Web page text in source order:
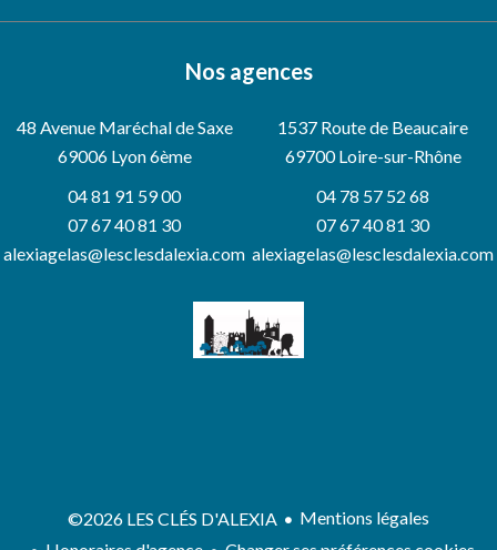
Nos agences
48 Avenue Maréchal de Saxe
69006Lyon 6ème
04 81 91 59 00
07 67 40 81 30
alexiagelas@lesclesdalexia.com
1537 Route de Beaucaire
69700 Loire-sur-Rhône
04 78 57 52 68
07 67 40 81 30
alexiagelas@lesclesdalexia.com
©2026 LES CLÉS D'ALEXIA
Mentions légales